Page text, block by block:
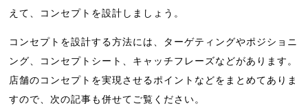
えて、コンセプトを設計しましょう。
コンセプトを設計する方法には、ターゲティングやポジショニ
ング、コンセプトシート、キャッチフレーズなどがあります。
店舗のコンセプトを実現させるポイントなどをまとめてありま
すので、次の記事も併せてご覧ください。